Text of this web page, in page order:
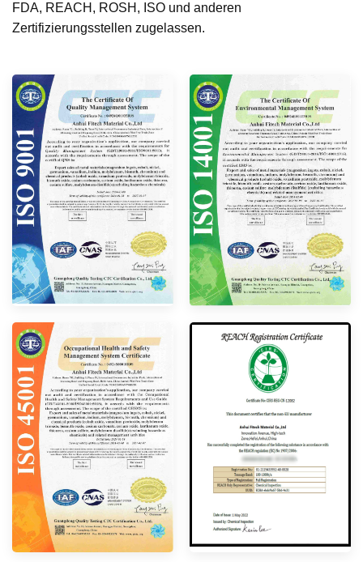
FDA, REACH, ROSH, ISO und anderen
Zertifizierungsstellen zugelassen.